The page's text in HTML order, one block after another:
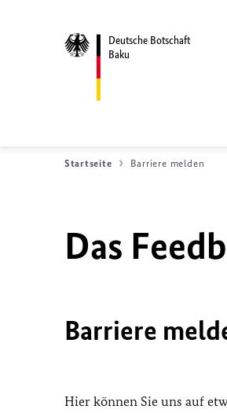
Deutsche Botschaft
Baku
Startseite Barriere melden
Das
Barriere
Hier können Sie uns auf